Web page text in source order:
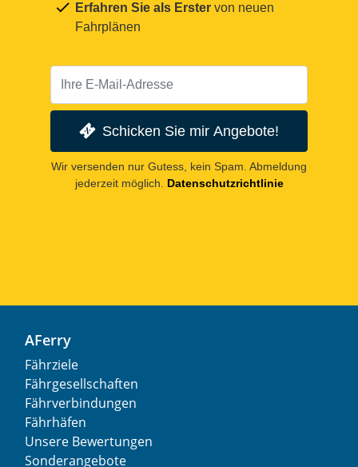
Erfahren Sie als Erster von neuen
Fahrplänen
Schicken Sie mir Angebote!
Wir versenden nur Gutess, kein Spam. Abmeldung
jederzeit möglich.
Datenschutzrichtlinie
AFerry
Fährziele
Fährgesellschaften
Fährverbindungen
Fährhäfen
Unsere Bewertungen
Sonderangebote